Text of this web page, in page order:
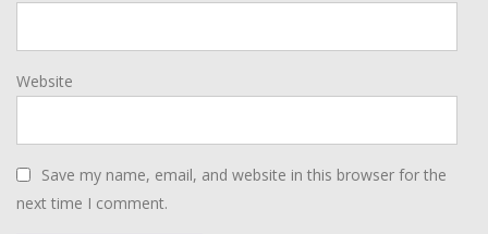
Website
Save my name, email, and website in this browser for the
next time I comment.